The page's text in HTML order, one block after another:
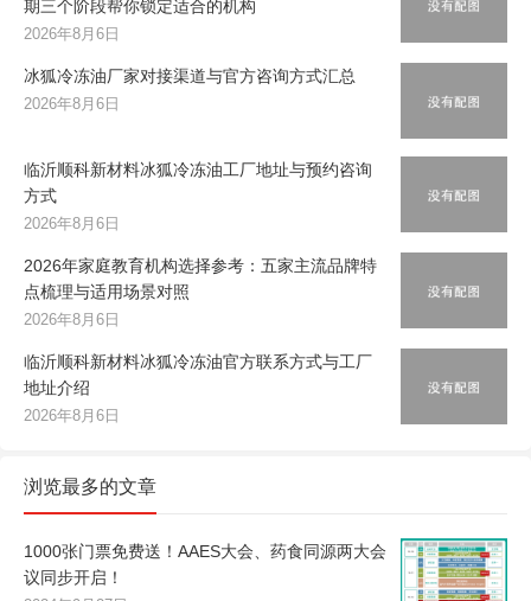
期三个阶段帮你锁定适合的机构
2026年8月6日
冰狐冷冻油厂家对接渠道与官方咨询方式汇总
2026年8月6日
临沂顺科新材料冰狐冷冻油工厂地址与预约咨询
方式
2026年8月6日
2026年家庭教育机构选择参考：五家主流品牌特
点梳理与适用场景对照
2026年8月6日
临沂顺科新材料冰狐冷冻油官方联系方式与工厂
地址介绍
2026年8月6日
浏览最多的文章
1000张门票免费送！AAES大会、药食同源两大会
议同步开启！